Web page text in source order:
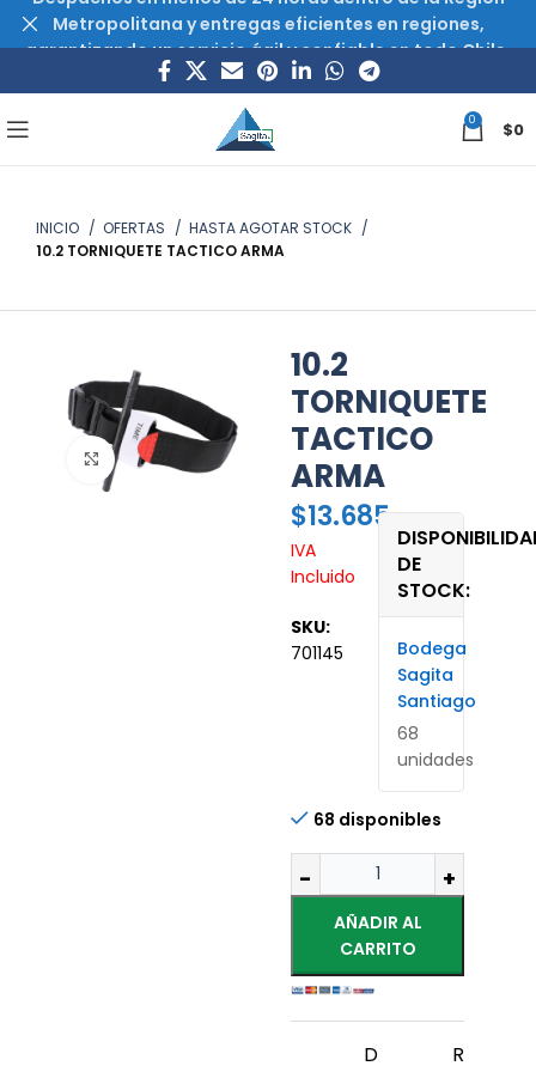
0 $0
INICIO OFERTAS
HASTA AGOTAR STOCK
10.2 TORNIQUETE TACTICO ARMA
Haz clic para ampliar
10.2
TORNIQUETE
TACTICO
ARMA
$13.685
IVA
Incluido
SKU:
701145
DE
STOCK:
Bodega
Sagita
Santiago
68
unidades
68 disponibles
AÑADIR AL
CARRITO
D
R
Metropolitana y entregas eficientes en regiones,
garantizando un servicio ágil y confiable en todo Chile.